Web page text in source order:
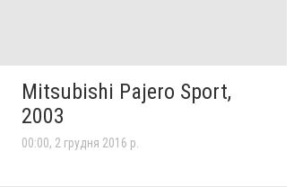
Mitsubishi Pajero Sport,
2003
00:00, 2 грудня 2016 р.